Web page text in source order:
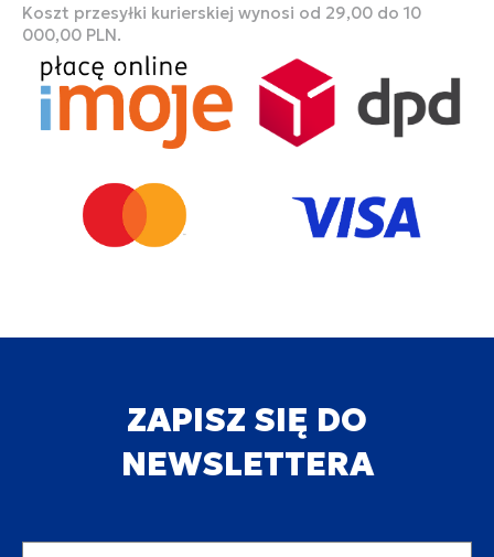
Koszt przesyłki kurierskiej wynosi od 29,00 do 10
000,00 PLN.
ZAPISZ SIĘ DO
NEWSLETTERA